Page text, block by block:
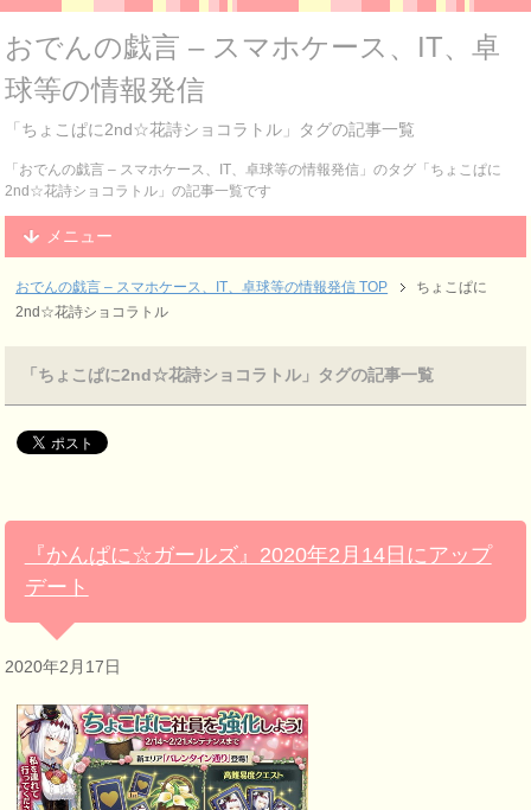
おでんの戯言 – スマホケース、IT、卓
球等の情報発信
「ちょこぱに2nd☆花詩ショコラトル」タグの記事一覧
「おでんの戯言 – スマホケース、IT、卓球等の情報発信」のタグ「ちょこぱに
2nd☆花詩ショコラトル」の記事一覧です
メニュー
おでんの戯言 – スマホケース、IT、卓球等の情報発信 TOP
ちょこぱに
2nd☆花詩ショコラトル
「ちょこぱに2nd☆花詩ショコラトル」タグの記事一覧
『かんぱに☆ガールズ』2020年2月14日にアップ
デート
2020年2月17日